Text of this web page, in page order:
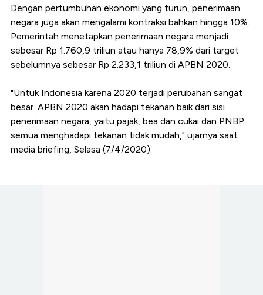
Dengan pertumbuhan ekonomi yang turun, penerimaan
negara juga akan mengalami kontraksi bahkan hingga 10%.
Pemerintah menetapkan penerimaan negara menjadi
sebesar Rp 1.760,9 triliun atau hanya 78,9% dari target
sebelumnya sebesar Rp 2.233,1 triliun di APBN 2020.
"Untuk Indonesia karena 2020 terjadi perubahan sangat
besar. APBN 2020 akan hadapi tekanan baik dari sisi
penerimaan negara, yaitu pajak, bea dan cukai dan PNBP
semua menghadapi tekanan tidak mudah," ujarnya saat
media briefing, Selasa (7/4/2020).